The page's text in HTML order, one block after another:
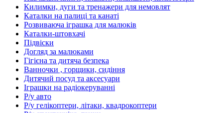
Килимки, дуги та тренажери для немовлят
Каталки на палиці та канаті
Розвиваюча іграшка для малюків
Каталки-штовхачі
Підвіски
Догляд за малюками
Гігієна та дитяча безпека
Ванночки , горщики, сидіння
Дитячий посуд та аксесуари
Іграшки на радіокеруванні
Р/у авто
Р/у гелікоптери, літаки, квадрокоптери